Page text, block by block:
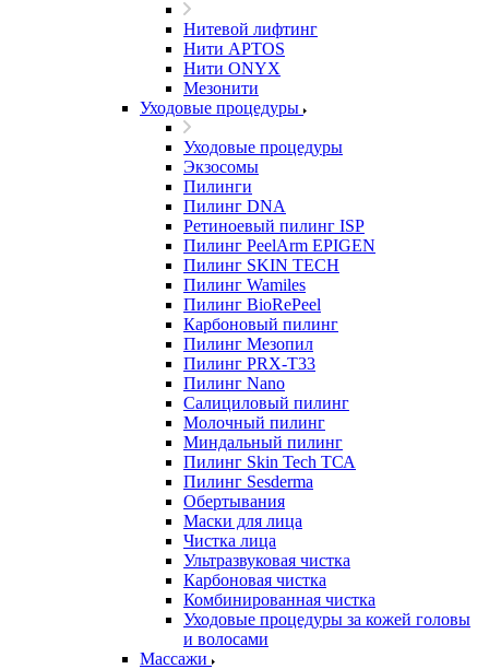
Нитевой лифтинг
Нити APTOS
Нити ONYX
Мезонити
Уходовые процедуры
Уходовые процедуры
Экзосомы
Пилинги
Пилинг DNA
Ретиноевый пилинг ISP
Пилинг PeelArm EPIGEN
Пилинг SKIN TECH
Пилинг Wamiles
Пилинг BioRePeel
Карбоновый пилинг
Пилинг Мезопил
Пилинг PRX-T33
Пилинг Nano
Салициловый пилинг
Молочный пилинг
Миндальный пилинг
Пилинг Skin Tech ТСА
Пилинг Sesderma
Обертывания
Маски для лица
Чистка лица
Ультразвуковая чистка
Карбоновая чистка
Комбинированная чистка
Уходовые процедуры за кожей головы
и волосами
Массажи